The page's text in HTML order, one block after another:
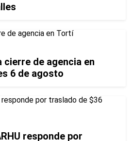
cierre de agencia en
6 de agosto
responde por